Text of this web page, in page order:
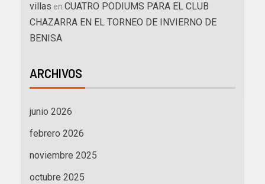
villas en CUATRO PODIUMS PARA EL CLUB
CHAZARRA EN EL TORNEO DE INVIERNO DE
BENISA
ARCHIVOS
junio 2026
febrero 2026
noviembre 2025
octubre 2025